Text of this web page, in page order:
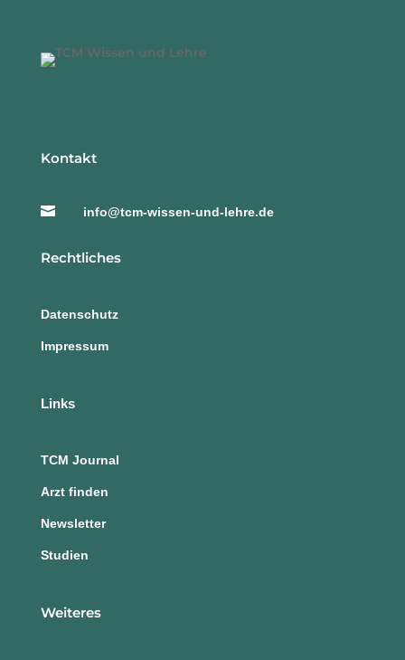
Kontakt
 info@tcm-wissen-und-lehre.de
Rechtliches
Datenschutz
Impressum
Links
TCM Journal
Arzt finden
Newsletter
Studien
Weiteres